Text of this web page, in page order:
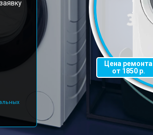
Цена ремонта
от 1850 р.